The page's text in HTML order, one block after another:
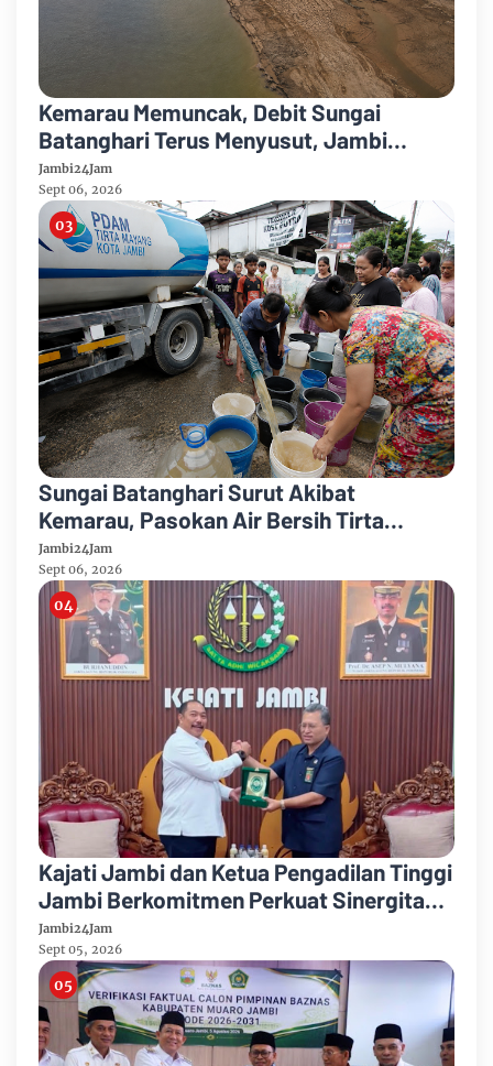
Kemarau Memuncak, Debit Sungai
Batanghari Terus Menyusut, Jambi
Hadapi Ancaman Krisis Air Bersih dan
Karhutla
Jambi24Jam
Sept 06, 2026
Sungai Batanghari Surut Akibat
Kemarau, Pasokan Air Bersih Tirta
Mayang Jambi Keruh
Jambi24Jam
Sept 06, 2026
Kajati Jambi dan Ketua Pengadilan Tinggi
Jambi Berkomitmen Perkuat Sinergitas
Penegakan Hukum
Jambi24Jam
Sept 05, 2026